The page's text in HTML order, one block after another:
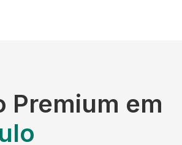
Premium em